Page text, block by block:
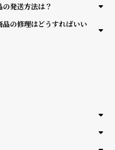
発送方法は？
の修理はどうすればいい